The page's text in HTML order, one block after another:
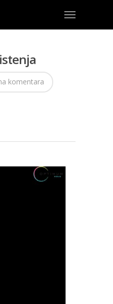
komentara